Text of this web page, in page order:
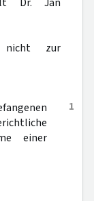
nicht zur
1
einer